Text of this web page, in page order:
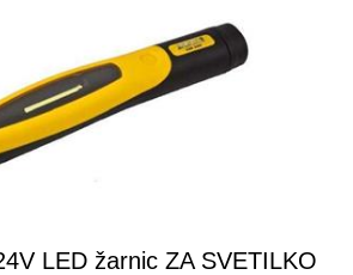
LED žarnic ZA SVETILKO